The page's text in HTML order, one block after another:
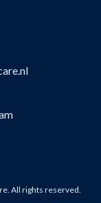
All rights reserved.